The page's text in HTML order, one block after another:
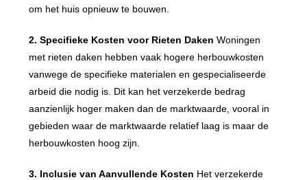
om het huis opnieuw te bouwen.
2. Specifieke Kosten voor Rieten Daken Woningen
met rieten daken hebben vaak hogere herbouwkosten
vanwege de specifieke materialen en gespecialiseerde
arbeid die nodig is. Dit kan het verzekerde bedrag
aanzienlijk hoger maken dan de marktwaarde, vooral in
gebieden waar de marktwaarde relatief laag is maar de
herbouwkosten hoog zijn.
3. Inclusie van Aanvullende Kosten Het verzekerde